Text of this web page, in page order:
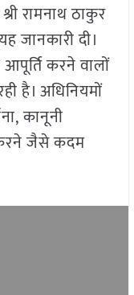
रामनाथ ठाकुर
जानकारी दी।
आपूर्ति करने वालों
है। अधिनियमों
कानूनी
करने जैसे कदम